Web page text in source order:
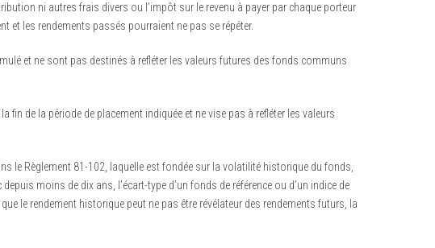
ni autres frais divers ou l’impôt sur le revenu à payer par chaque porteur
et les rendements passés pourraient ne pas se répéter.
et ne sont pas destinés à refléter les valeurs futures des fonds communs
fin de la période de placement indiquée et ne vise pas à refléter les valeurs
le Règlement 81-102, laquelle est fondée sur la volatilité historique du fonds,
moins de dix ans, l’écart-type d’un fonds de référence ou d’un indice de
le rendement historique peut ne pas être révélateur des rendements futurs, la